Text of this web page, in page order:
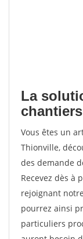
La
Vous êtes un
Thionville,
des demande
Recevez dès à
rejoignant
pourrez ainsi
particuliers